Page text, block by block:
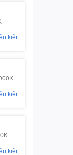
kiện
kiện
kiện